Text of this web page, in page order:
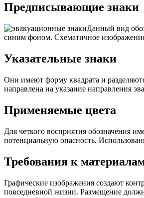
Предписывающие знаки
Данный вид
синим фоном. Схематичное
Указательные знаки
Они имеют форму квадрата и
направлена на указание направления
Применяемые цвета
Для четкого восприятия обозначения
потенциальную опасность.
Требования к
Графические изображения создают
повседневной жизни. Размещение